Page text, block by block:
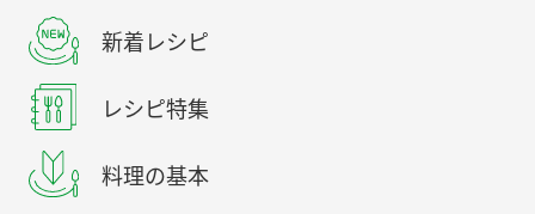
新着レシピ
レシピ特集
料理の基本